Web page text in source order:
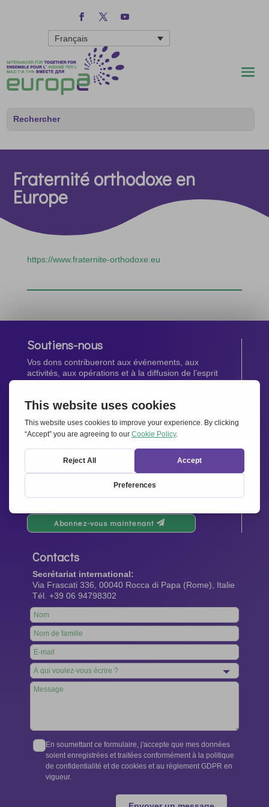
Français
Fraternité orthodoxe en
Europe
https://www.fraternite-orthodoxe.eu
Soutiens-nous
Vos dons contribueront aux événements, aux
activités, aux opérations et à la diffusion de l’esprit
Newsletter
Abonnez-vous maintenant
Contacts
Secrétariat international:
Via Frascati 336, 00040 Rocca di Papa (Rome), Italie
Tél. +39 06 94798302
Leave
this
field
blank
En soumettant ce formulaire, j'accepte que mes données
soient enregistrées et traitées conformément à la politique
de confidentialité et de cookies et au règlement GDPR en
vigueur.